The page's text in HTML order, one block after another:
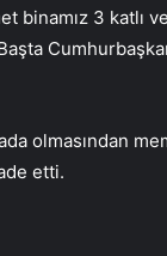
binamız 3 katlı
olmasından
etti.